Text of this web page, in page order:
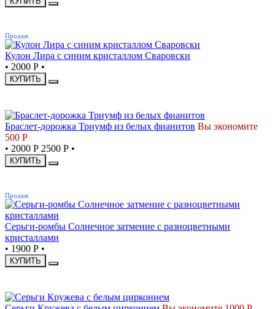
Продаж
Кулон Лира с синим кристаллом Сваровски
• 2000 Р •
КУПИТЬ
Браслет-дорожка Триумф из белых фианитов Вы экономите
500 Р
• 2000 Р 2500 Р •
КУПИТЬ
Продаж
Серьги-ромбы Солнечное затмение с разноцветными
кристаллами
• 1900 Р •
КУПИТЬ